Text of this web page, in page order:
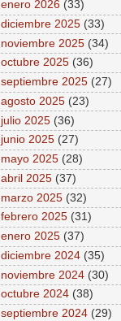
enero 2026 (33)
diciembre 2025 (33)
noviembre 2025 (34)
octubre 2025 (36)
septiembre 2025 (27)
agosto 2025 (23)
julio 2025 (36)
junio 2025 (27)
mayo 2025 (28)
abril 2025 (37)
marzo 2025 (32)
febrero 2025 (31)
enero 2025 (37)
diciembre 2024 (35)
noviembre 2024 (30)
octubre 2024 (38)
septiembre 2024 (29)